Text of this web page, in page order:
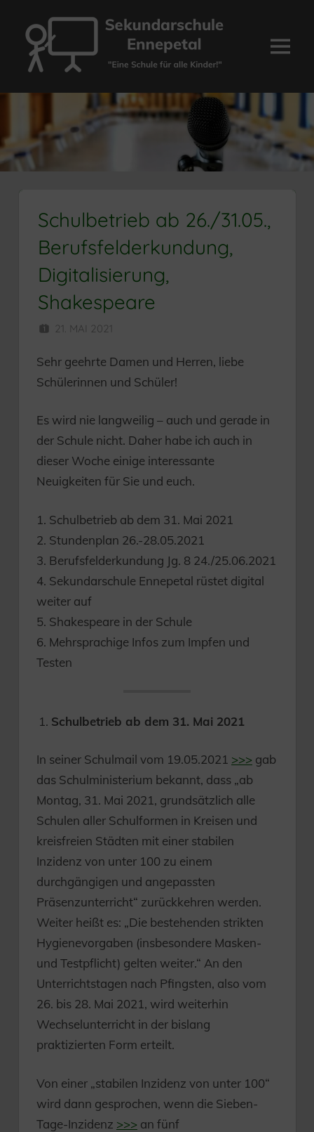
Inhalt
springen
Sekundarschule
Ennepetal
Menü
Schulbetrieb ab 26./31.05.,
Berufsfelderkundung,
Digitalisierung,
Shakespeare
21. MAI 2021
Sehr geehrte Damen und Herren, liebe
Schülerinnen und Schüler!
Es wird nie langweilig – auch und gerade in
der Schule nicht. Daher habe ich auch in
dieser Woche einige interessante
Neuigkeiten für Sie und euch.
1. Schulbetrieb ab dem 31. Mai 2021
2. Stundenplan 26.-28.05.2021
3. Berufsfelderkundung Jg. 8 24./25.06.2021
4. Sekundarschule Ennepetal rüstet digital
weiter auf
5. Shakespeare in der Schule
6. Mehrsprachige Infos zum Impfen und
Testen
Schulbetrieb ab dem 31. Mai 2021
In seiner Schulmail vom 19.05.2021 >>> gab
das Schulministerium bekannt, dass „ab
Montag, 31. Mai 2021, grundsätzlich alle
Schulen aller Schulformen in Kreisen und
kreisfreien Städten mit einer stabilen
Inzidenz von unter 100 zu einem
durchgängigen und angepassten
Präsenzunterricht“ zurückkehren werden.
Weiter heißt es: „Die bestehenden strikten
Hygienevorgaben (insbesondere Masken-
und Testpflicht) gelten weiter.“ An den
Unterrichtstagen nach Pfingsten, also vom
26. bis 28. Mai 2021, wird weiterhin
Wechselunterricht in der bislang
praktizierten Form erteilt.
Von einer „stabilen Inzidenz von unter 100“
wird dann gesprochen, wenn die Sieben-
Tage-Inzidenz >>> an fünf